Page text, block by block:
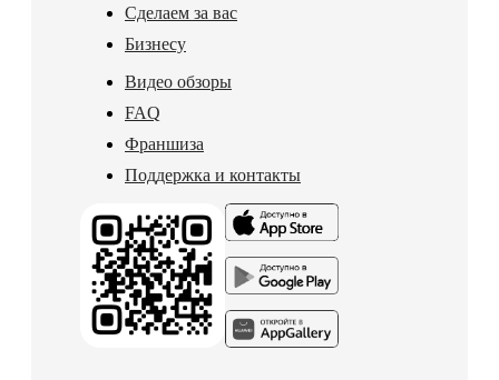
Сделаем за вас
Бизнесу
Видео обзоры
FAQ
Франшиза
Поддержка и контакты